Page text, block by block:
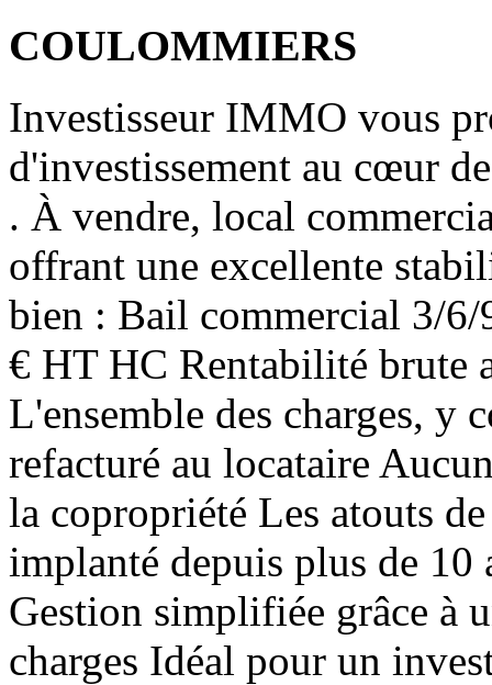
COULOMMIERS
Investisseur IMMO vous
d'investissement au cœur
. À vendre, local
offrant une excellente
bien : Bail commercial 3/
€ HT HC Rentabilité brute
L'ensemble des charges, y
refacturé au locataire
la copropriété Les atouts
implanté depuis plus de 10
Gestion simplifiée grâce à
charges Idéal pour un